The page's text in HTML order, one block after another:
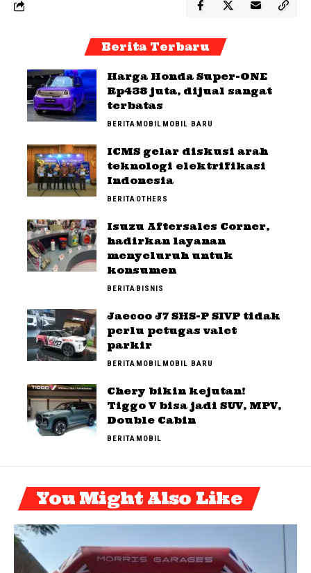
Berita Terbaru
Harga Honda Super-ONE
Rp438 juta, dijual sangat
terbatas
BERITAMOBILMOBIL BARU
ICMS gelar diskusi arah
teknologi elektrifikasi
Indonesia
BERITAOTHERS
Isuzu Aftersales Corner,
hadirkan layanan
menyeluruh untuk
konsumen
BERITABISNIS
Jaecoo J7 SHS-P SIVP tidak
perlu petugas valet
parkir
BERITAMOBILMOBIL BARU
Chery bikin kejutan!
Tiggo V bisa jadi SUV, MPV,
Double Cabin
BERITAMOBIL
You Might Also Like